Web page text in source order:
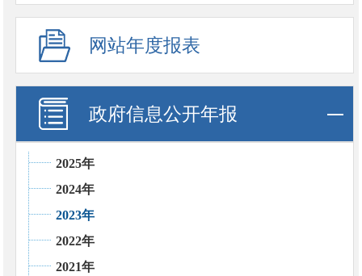
网站年度报表
政府信息公开年报
2025年
2024年
2023年
2022年
2021年